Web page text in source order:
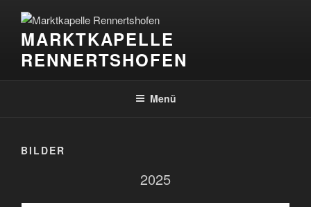
Inhalt
springenMARKTKAPELLE
RENNERTSHOFEN
Menü
BILDER
2025